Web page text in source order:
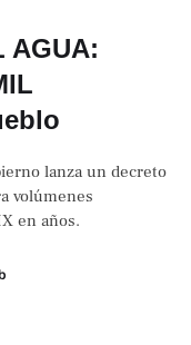
AGUA:
lanza un decreto
volúmenes
en años.